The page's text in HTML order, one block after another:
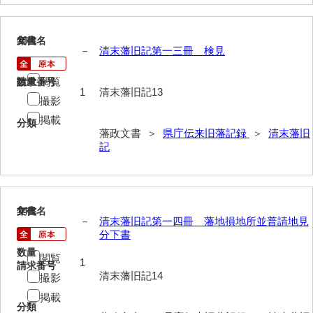
13
文書名
清末藩旧記第一三冊 検見
請求番号
清末藩旧記13
分類
藩政文書 ＞ 県庁伝来旧藩記録 ＞ 清末藩旧
記
年代
－
数量
1
閲覧
撮影
掲載
14
文書名
清末藩旧記第一四冊 藩地損地所並普請地見
分下書
請求番号
清末藩旧記14
分類
年代
－
数量
1
閲覧
撮影
掲載